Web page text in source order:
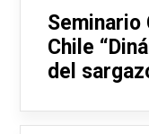
Seminario
Chile
del